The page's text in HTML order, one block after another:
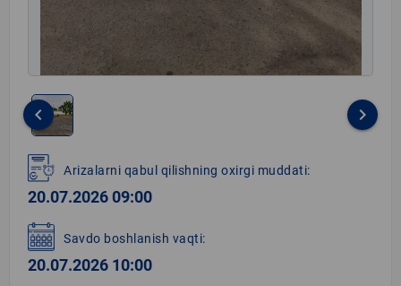
1
of
1
keyboard_arrow_left keyboard_arrow_right
Arizalarni qabul qilishning oxirgi muddati:
20.07.2026 09:00
Savdo boshlanish vaqti:
20.07.2026 10:00